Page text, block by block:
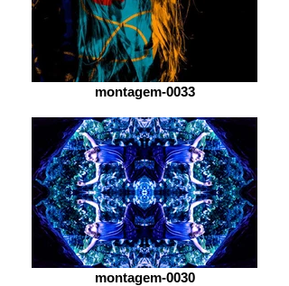
montagem-0033
montagem-0030